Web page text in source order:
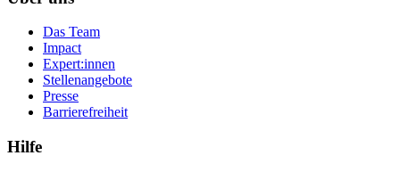
Das Team
Impact
Expert:innen
Stellenangebote
Presse
Barrierefreiheit
Hilfe